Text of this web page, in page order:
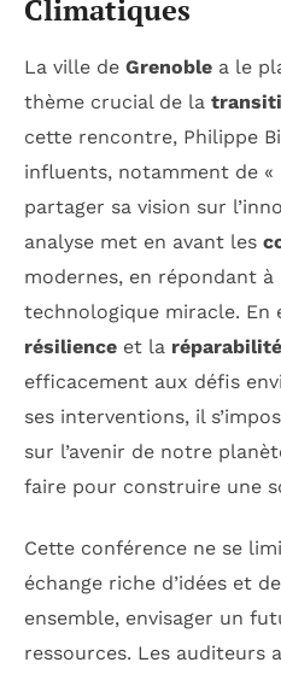
Climatiques
La ville de Grenoble a le
thème crucial de la
cette rencontre, Philippe
influents, notamment de «
partager sa vision sur
analyse met en avant les
modernes, en répondant
technologique miracle. En
résilience et la réparabilité
efficacement aux défis
ses interventions, il
sur l’avenir de notre
faire pour construire une
Cette conférence ne se
échange riche d’idées et
ensemble, envisager un
ressources. Les auditeurs